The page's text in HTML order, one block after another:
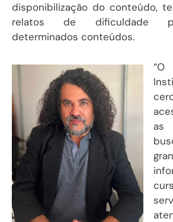
disponibilização do conteúdo,
relatos de dificuldade
determinados conteúdos.
as